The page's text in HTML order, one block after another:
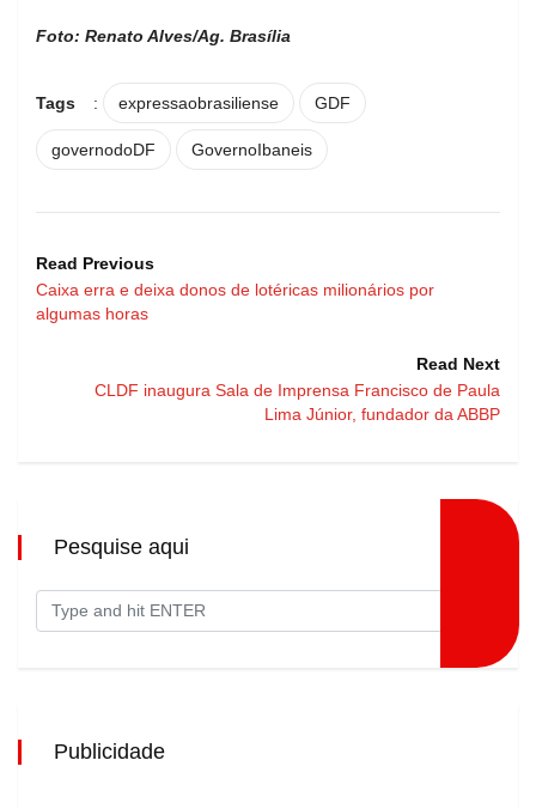
Foto: Renato Alves/Ag. Brasília
Tags : expressaobrasiliense GDF
governodoDF GovernoIbaneis
Read Previous
Caixa erra e deixa donos de lotéricas milionários por
algumas horas
Read Next
CLDF inaugura Sala de Imprensa Francisco de Paula
Lima Júnior, fundador da ABBP
Pesquise aqui
Publicidade